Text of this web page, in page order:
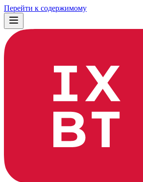
Перейти к содержимому